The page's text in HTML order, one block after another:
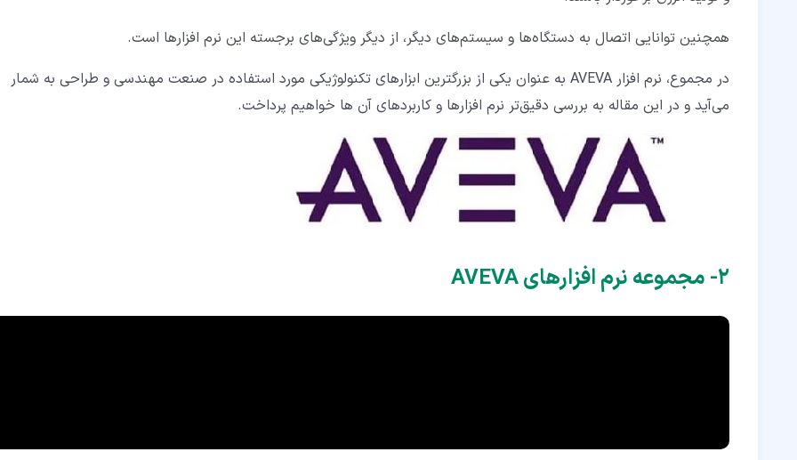
همچنین توانایی اتصال به دستگاه‌ها و سیستم‌های دیگر، از دیگر ویژگی‌های برجسته این نرم افزارها است.
در مجموع، نرم افزار AVEVA به عنوان یکی از بزرگترین ابزارهای تکنولوژیکی مورد استفاده در صنعت مهندسی و طراحی به شمار
می‌آید و در این مقاله به بررسی دقیق‌تر نرم افزارها و کاربردهای آن ها خواهیم پرداخت.
۲‏- مجموعه نرم افزارهای AVEVA